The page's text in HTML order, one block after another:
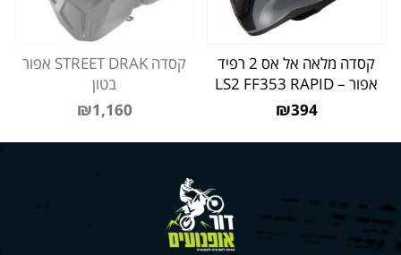
קסדה מלאה אל אס 2 רפיד
אפור – LS2 FF353 RAPID
₪394
קסדה STREET DRAK אפור
בטון
₪1,160